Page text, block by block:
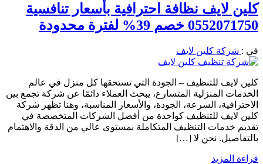
كلين لايف نظافة احترافية بأسعار تنافسية
0552071750 خصم 39% لفترة محدودة
في : شركة كلين لايف
كلين لايف للتنظيف – الجودة التي تستحقها كل منزل في عالم
الخدمات المنزلية المتسارع، يبحث العملاء دائمًا عن شركة تجمع بين
الاحترافية، السرعة، الجودة، والأسعار المناسبة، وهنا تظهر شركة
كلين لايف للتنظيف كواحدة من أفضل الشركات المتخصصة في
تقديم خدمات التنظيف المتكاملة بمستوى عالي من الدقة والاهتمام
بالتفاصيل. نحن لا […]
قراءة المزيد